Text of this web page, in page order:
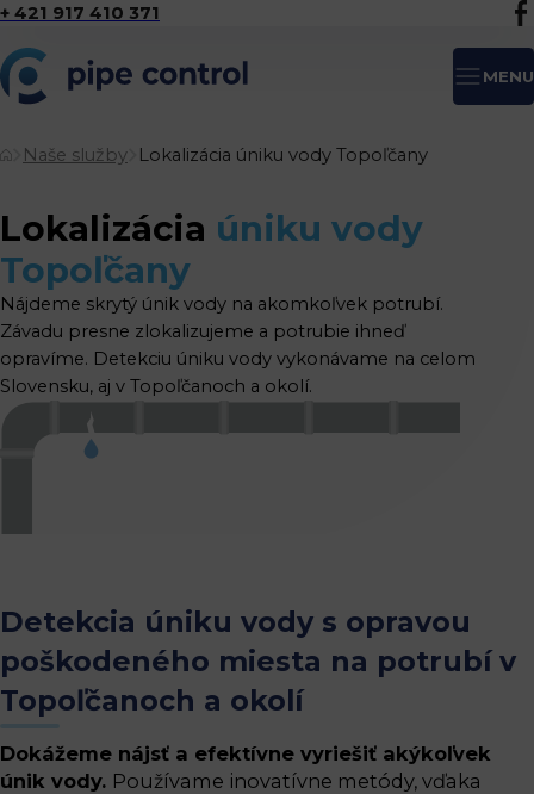
+ 421 917 410 371
MENU
Naše služby Lokalizácia úniku vody Topoľčany
Lokalizácia úniku vody
Topoľčany
Nájdeme skrytý únik vody na akomkoľvek potrubí.
Závadu presne zlokalizujeme a potrubie ihneď
opravíme. Detekciu úniku vody vykonávame na celom
Slovensku, aj v Topoľčanoch a okolí.
Detekcia úniku vody s opravou
poškodeného miesta na potrubí v
Topoľčanoch a okolí
Dokážeme nájsť a efektívne vyriešiť akýkoľvek
únik vody. Používame inovatívne metódy, vďaka